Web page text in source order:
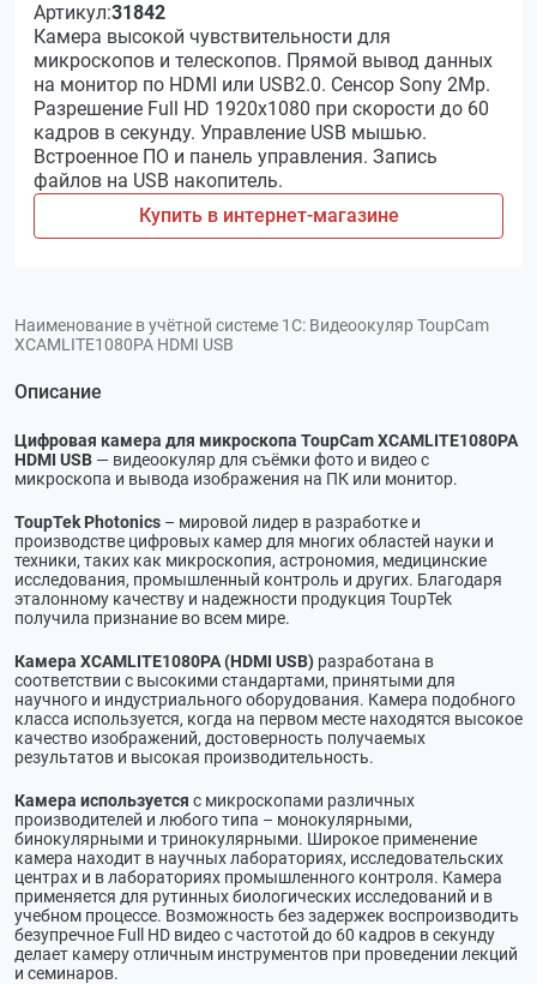
Артикул:31842
Камера высокой чувствительности для
микроскопов и телескопов. Прямой вывод данных
на монитор по HDMI или USB2.0. Сенсор Sony 2Мр.
Разрешение Full HD 1920х1080 при скорости до 60
кадров в секунду. Управление USB мышью.
Встроенное ПО и панель управления. Запись
файлов на USB накопитель.
Купить в интернет-магазине
Наименование в учётной системе 1С: Видеоокуляр ToupCam
XCAMLITE1080PA HDMI USB
Описание
Цифровая камера для микроскопа ToupCam XCAMLITE1080PA
HDMI USB — видеоокуляр для съёмки фото и видео с
микроскопа и вывода изображения на ПК или монитор.
ToupTek Photonics – мировой лидер в разработке и
производстве цифровых камер для многих областей науки и
техники, таких как микроскопия, астрономия, медицинские
исследования, промышленный контроль и других. Благодаря
эталонному качеству и надежности продукция ToupTek
получила признание во всем мире.
Камера XCAMLITE1080PA (HDMI USB) разработана в
соответствии с высокими стандартами, принятыми для
научного и индустриального оборудования. Камера подобного
класса используется, когда на первом месте находятся высокое
качество изображений, достоверность получаемых
результатов и высокая производительность.
Камера используется с микроскопами различных
производителей и любого типа – монокулярными,
бинокулярными и тринокулярными. Широкое применение
камера находит в научных лабораториях, исследовательских
центрах и в лабораториях промышленного контроля. Камера
применяется для рутинных биологических исследований и в
учебном процессе. Возможность без задержек воспроизводить
безупречное Full HD видео с частотой до 60 кадров в секунду
делает камеру отличным инструментов при проведении лекций
и семинаров.